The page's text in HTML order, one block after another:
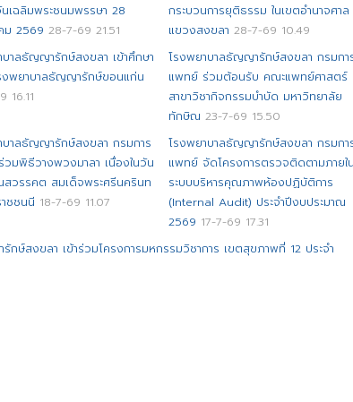
เฉลิมพระชนมพรรษา 28
ม 2569 28-7-69 21.51
กระบวนการยุติธรรม ในเขตอำนาจศาล
แขวงสงขลา 28-7-69 10.49
บาลธัญญารักษ์สงขลา เข้าศึกษา
งพยาบาลธัญญารักษ์ขอนแก่น
16.11
โรงพยาบาลธัญญารักษ์สงขลา กรมกา
แพทย์ ร่วมต้อนรับ คณะแพทย์ศาสตร์
สาขาวิชากิจกรรมบำบัด มหาวิทยาลัย
ทักษิณ 23-7-69 15.50
บาลธัญญารักษ์สงขลา กรมการ
มพิธีวางพวงมาลา เนื่องในวัน
สวรรคต สมเด็จพระศรีนครินท
ชชนนี 18-7-69 11.07
โรงพยาบาลธัญญารักษ์สงขลา กรมกา
แพทย์ จัดโครงการตรวจติดตามภายใน
ระบบบริหารคุณภาพห้องปฏิบัติการ
(Internal Audit) ประจำปีงบประมาณ
2569 17-7-69 17.31
ษ์สงขลา เข้าร่วมโครงการมหกรรมวิชาการ เขตสุขภาพที่ 12 ประจำ